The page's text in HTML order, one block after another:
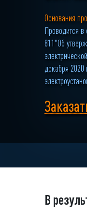
Основания
Проводится в
811"Об
декабря
В